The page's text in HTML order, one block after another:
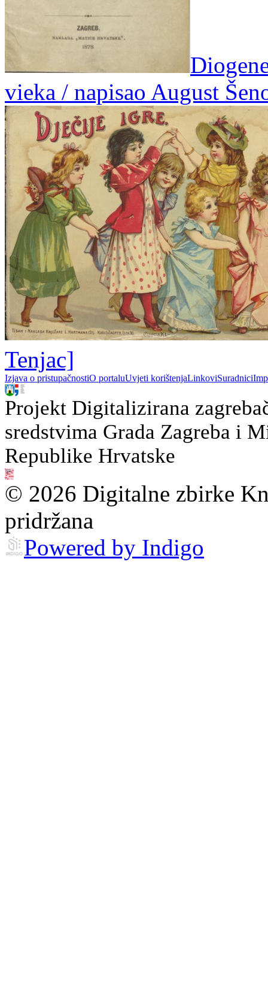
vieka / napisao August
Tenjac]
Izjava o pristupačnostiO portaluUvjeti korištenjaLinkoviSuradnici
Projekt Digitalizirana
sredstvima Grada Zagreba i
Republike Hrvatske
© 2026 Digitalne zbirke
pridržana
Powered by Indigo